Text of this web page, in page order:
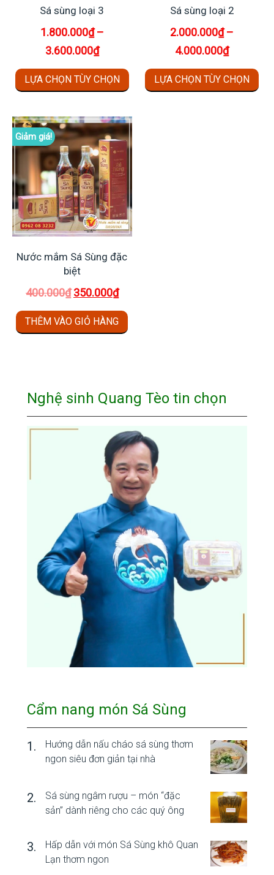
Sá sùng loại 3
1.800.000₫–
3.600.000₫
LỰA CHỌN TÙY CHỌN
Sản
phẩm
có
nhiều
Các
tùy
chọn
Sá sùng loại 2
2.000.000₫–
4.000.000₫
LỰA CHỌN TÙY CHỌN
Giảm giá!
Nước mắm Sá Sùng đặc
biệt
400.000₫ Giá
gốc
là:
350.000₫Giá
hiện
tại
THÊM VÀO GIỎ HÀNG
Nghệ sinh Quang Tèo tin chọn
Cẩm nang món Sá Sùng
Hướng dẫn nấu cháo sá sùng thơm
ngon siêu đơn giản tại nhà
Sá sùng ngâm rượu – món “đặc
sản” dành riêng cho các quý ông
Hấp dẫn với món Sá Sùng khô Quan
Lạn thơm ngon